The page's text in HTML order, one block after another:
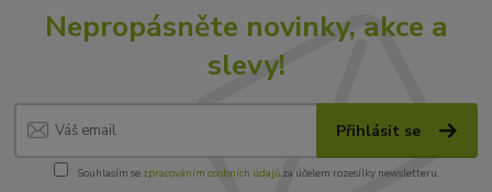
Nepropásněte novinky, akce a
slevy!
Přihlásit se
Souhlasím se zpracováním osobních údajůza účelem rozesílky newsletteru.